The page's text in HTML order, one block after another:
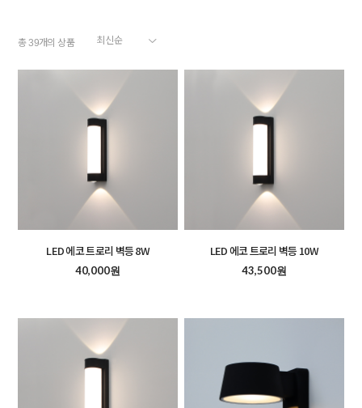
총39개의 상품
LED 에코 트로리 벽등 8W
40,000원
LED 에코 트로리 벽등 10W
43,500원